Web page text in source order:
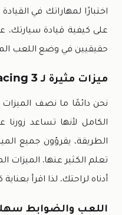
اختبارًا لمهاراتك في
على كيفية قيادة
حقيقيين في وضع اللعب
ميزات مثيرة لـ Real Racing 3 مهكرة اخر اصدار
نحن دائمًا ما نصف الميزات
الكامل لأنها تساعد
الطريقة، يقرؤون جميع
تعلم الكثير عنها. الميزات
أدناه لراحتك. لذا اقرأ
اللعب والضوابط